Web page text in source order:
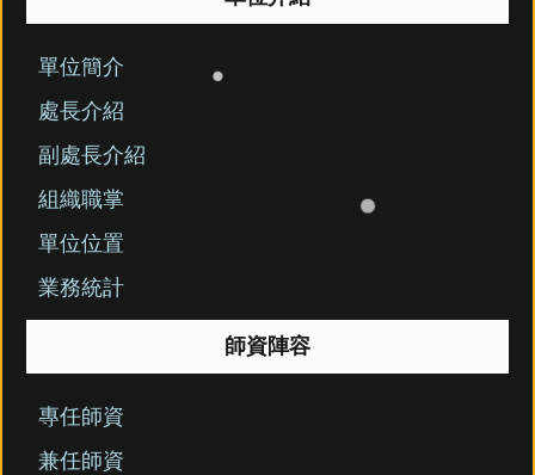
單位簡介
處長介紹
副處長介紹
組織職掌
單位位置
業務統計
師資陣容
專任師資
兼任師資